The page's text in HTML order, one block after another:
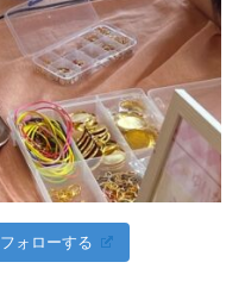
フォローする